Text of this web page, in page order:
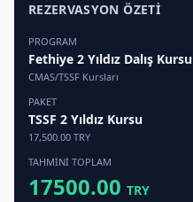
REZERVASYON ÖZETI
PROGRAM
Fethiye 2 Yıldız Dalış Kursu
CMAS/TSSF Kursları
PAKET
TSSF 2 Yıldız Kursu
17,500.00 TRY
TAHMINI TOPLAM
17500.00 TRY